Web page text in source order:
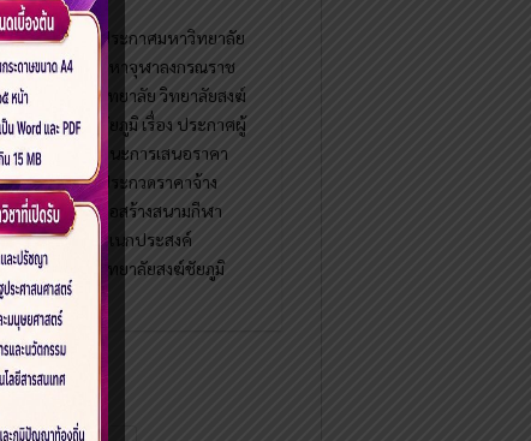
ประกาศมหาวิทยาลัย
มหาจุฬาลงกรณราช
วิทยาลัย วิทยาลัยสงฆ์
ชัยภูมิ เรื่อง ประกาศผู้
ชนะการเสนอราคา
ประกวดราคาจ้าง
ก่อสร้างสนามกีฬา
อเนกประสงค์
วิทยาลัยสงฆ์ชัยภูมิ